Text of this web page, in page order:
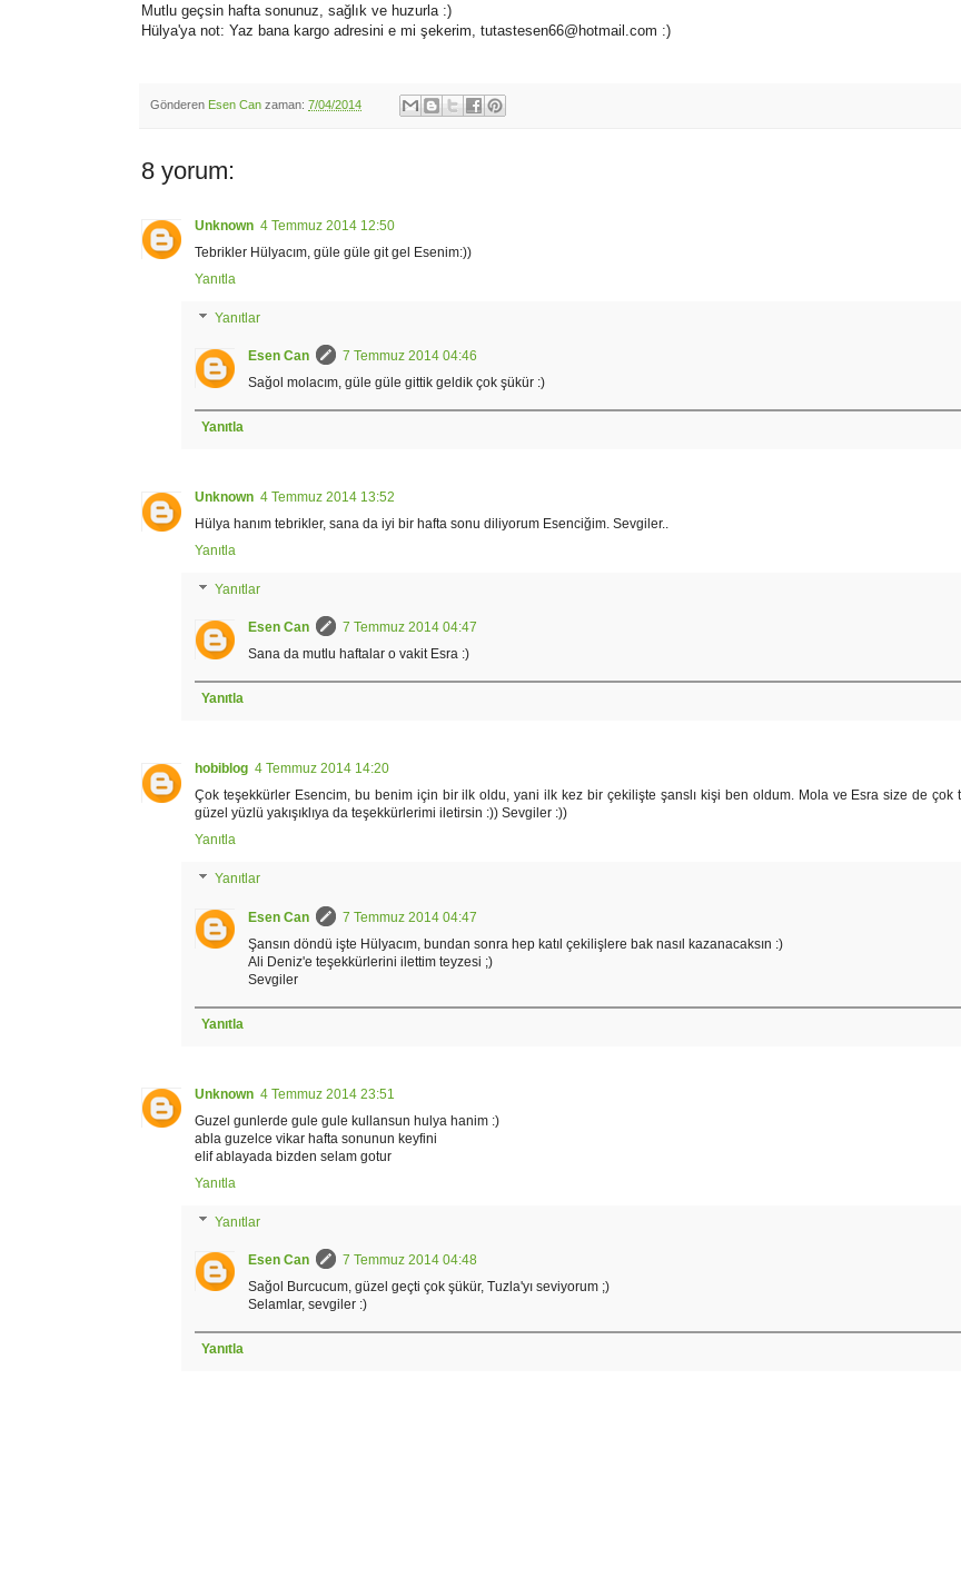
Mutlu geçsin hafta sonunuz, sağlık ve huzurla :)
Hülya'ya not: Yaz bana kargo adresini e mi şekerim, tutastesen66@hotmail.com :)
Gönderen Esen Can zaman: 7/04/2014
8 yorum:
Unknown 4 Temmuz 2014 12:50
Tebrikler Hülyacım, güle güle git gel Esenim:))
Yanıtla
Yanıtlar
Esen Can
7 Temmuz 2014 04:46
Sağol molacım, güle güle gittik geldik çok şükür :)
Yanıtla
Unknown 4 Temmuz 2014 13:52
Hülya hanım tebrikler, sana da iyi bir hafta sonu diliyorum Esenciğim. Sevgiler..
Yanıtla
Yanıtlar
Esen Can
7 Temmuz 2014 04:47
Sana da mutlu haftalar o vakit Esra :)
Yanıtla
hobiblog 4 Temmuz 2014 14:20
Çok teşekkürler Esencim, bu benim için bir ilk oldu, yani ilk kez bir çekilişte şanslı kişi ben oldum. Mola ve Esra size de çok
güzel yüzlü yakışıklıya da teşekkürlerimi iletirsin :)) Sevgiler :))
Yanıtla
Yanıtlar
Esen Can
7 Temmuz 2014 04:47
Şansın döndü işte Hülyacım, bundan sonra hep katıl çekilişlere bak nasıl kazanacaksın :)
Ali Deniz'e teşekkürlerini ilettim teyzesi ;)
Sevgiler
Yanıtla
Unknown 4 Temmuz 2014 23:51
Guzel gunlerde gule gule kullansun hulya hanim :)
abla guzelce vikar hafta sonunun keyfini
elif ablayada bizden selam gotur
Yanıtla
Yanıtlar
Esen Can
7 Temmuz 2014 04:48
Sağol Burcucum, güzel geçti çok şükür, Tuzla'yı seviyorum ;)
Selamlar, sevgiler :)
Yanıtla